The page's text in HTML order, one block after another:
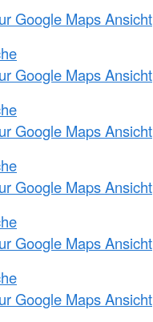
Google Maps Ansicht
Google Maps Ansicht
Google Maps Ansicht
Google Maps Ansicht
Google Maps Ansicht
Google Maps Ansicht